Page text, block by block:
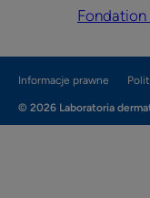
Fondation
Informacje prawne
© 2026 Laboratoria